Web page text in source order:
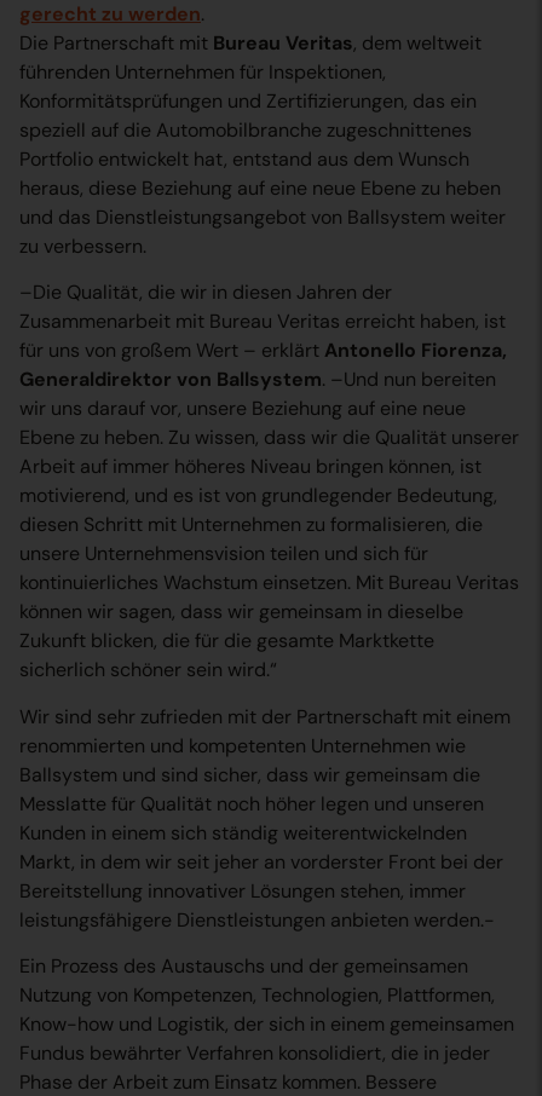
gerecht zu werden.
Die Partnerschaft mit Bureau Veritas, dem weltweit
führenden Unternehmen für Inspektionen,
Konformitätsprüfungen und Zertifizierungen, das ein
speziell auf die Automobilbranche zugeschnittenes
Portfolio entwickelt hat, entstand aus dem Wunsch
heraus, diese Beziehung auf eine neue Ebene zu heben
und das Dienstleistungsangebot von Ballsystem weiter
zu verbessern.
–Die Qualität, die wir in diesen Jahren der
Zusammenarbeit mit Bureau Veritas erreicht haben, ist
für uns von großem Wert – erklärt Antonello Fiorenza,
Generaldirektor von Ballsystem. –Und nun bereiten
wir uns darauf vor, unsere Beziehung auf eine neue
Ebene zu heben. Zu wissen, dass wir die Qualität unserer
Arbeit auf immer höheres Niveau bringen können, ist
motivierend, und es ist von grundlegender Bedeutung,
diesen Schritt mit Unternehmen zu formalisieren, die
unsere Unternehmensvision teilen und sich für
kontinuierliches Wachstum einsetzen. Mit Bureau Veritas
können wir sagen, dass wir gemeinsam in dieselbe
Zukunft blicken, die für die gesamte Marktkette
sicherlich schöner sein wird.“
Wir sind sehr zufrieden mit der Partnerschaft mit einem
renommierten und kompetenten Unternehmen wie
Ballsystem und sind sicher, dass wir gemeinsam die
Messlatte für Qualität noch höher legen und unseren
Kunden in einem sich ständig weiterentwickelnden
Markt, in dem wir seit jeher an vorderster Front bei der
Bereitstellung innovativer Lösungen stehen, immer
leistungsfähigere Dienstleistungen anbieten werden.-
Ein Prozess des Austauschs und der gemeinsamen
Nutzung von Kompetenzen, Technologien, Plattformen,
Know-how und Logistik, der sich in einem gemeinsamen
Fundus bewährter Verfahren konsolidiert, die in jeder
Phase der Arbeit zum Einsatz kommen. Bessere